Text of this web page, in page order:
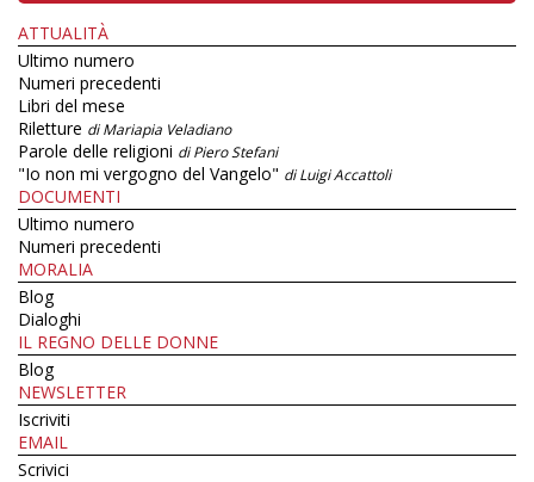
ATTUALITÀ
Ultimo numero
Numeri precedenti
Libri del mese
Riletture di Mariapia Veladiano
Parole delle religioni di Piero Stefani
"Io non mi vergogno del Vangelo" di Luigi Accattoli
DOCUMENTI
Ultimo numero
Numeri precedenti
MORALIA
Blog
Dialoghi
IL REGNO DELLE DONNE
Blog
NEWSLETTER
Iscriviti
EMAIL
Scrivici